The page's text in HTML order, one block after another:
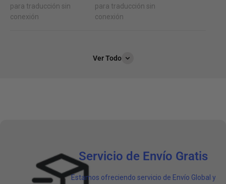
para traducción sin
conexión
para traducción sin
conexión
Ver Todo
Servicio de Envío Gratis
Estamos ofreciendo servicio de Envío Global y